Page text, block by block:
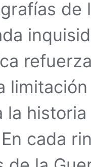
de
la
cada